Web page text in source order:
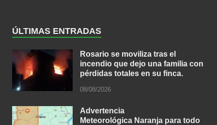
ÚLTIMAS ENTRADAS
Rosario se moviliza tras el
incendio que dejo una familia con
pérdidas totales en su finca.
08/08/2026
Advertencia
Meteorológica Naranja para todo